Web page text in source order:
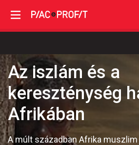
Az iszlám és a
kereszténység
Afrikában
A múlt században Afrika